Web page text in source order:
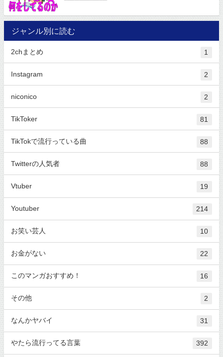
ジャンル別に読む
2chまとめ 1
Instagram 2
niconico 2
TikToker 81
TikTokで流行っている曲 88
Twitterの人気者 88
Vtuber 19
Youtuber 214
お笑い芸人 10
お金がない 22
このマンガおすすめ！ 16
その他 2
なんかヤバイ 31
やたら流行ってる言葉 392